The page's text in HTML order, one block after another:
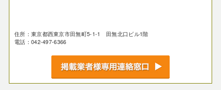
住所：東京都西東京市田無町5-1-1 田無北口ビル1階
電話：042-497-6366